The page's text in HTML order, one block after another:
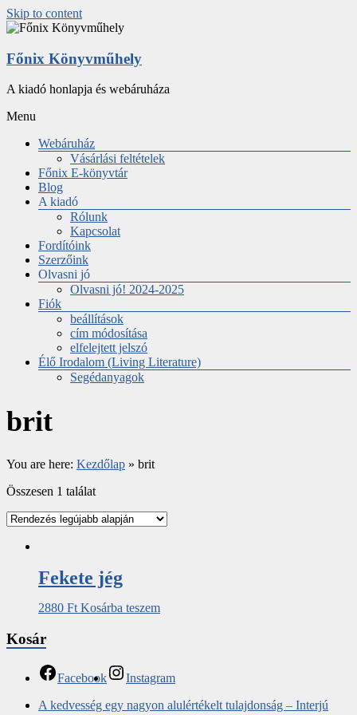
Skip to content
Főnix Könyvműhely
A kiadó honlapja és webáruháza
Menu
Webáruház
Vásárlási feltételek
Főnix E-könyvtár
Blog
A kiadó
Rólunk
Kapcsolat
Fordítóink
Szerzőink
Olvasni jó
Olvasni jó! 2024-2025
Fiók
beállítások
cím módosítása
elfelejtett jelszó
Élő Irodalom (Living Literature)
Segédanyagok
brit
You are here: Kezdőlap » brit
Összesen 1 találat
Fekete jég
2880 Ft Kosárba teszem
Kosár
Facebook
Instagram
A kedvesség egy nagyon alulértékelt tulajdonság – Interjú